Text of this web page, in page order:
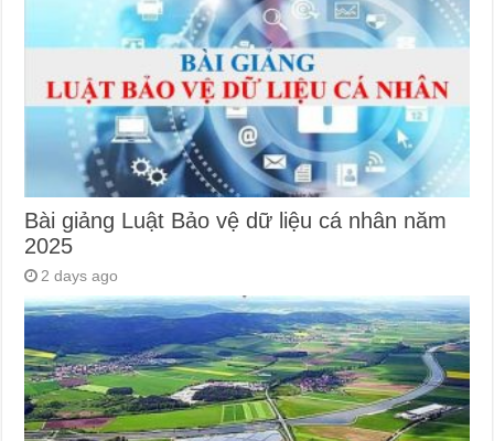
Bài giảng Luật Bảo vệ dữ liệu cá nhân năm
2025
2 days ago